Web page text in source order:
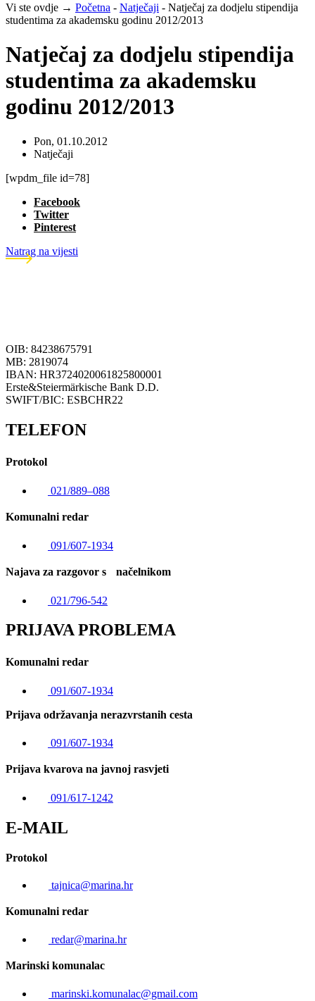
Vi ste ovdje → Početna - Natječaji - Natječaj za dodjelu stipendija
studentima za akademsku godinu 2012/2013
Natječaj za dodjelu stipendija
studentima za akademsku
godinu 2012/2013
Pon, 01.10.2012
Natječaji
[wpdm_file id=78]
Facebook
Twitter
Pinterest
Natrag na vijesti
OIB: 84238675791
MB: 2819074
IBAN: HR3724020061825800001
Erste&Steiermärkische Bank D.D.
SWIFT/BIC: ESBCHR22
TELEFON
Protokol
021/889–088
Komunalni redar
091/607-1934
Najava za razgovor s načelnikom
021/796-542
PRIJAVA PROBLEMA
Komunalni redar
091/607-1934
Prijava održavanja nerazvrstanih cesta
091/607-1934
Prijava kvarova na javnoj rasvjeti
091/617-1242
E-MAIL
Protokol
tajnica@marina.hr
Komunalni redar
redar@marina.hr
Marinski komunalac
marinski.komunalac@gmail.com